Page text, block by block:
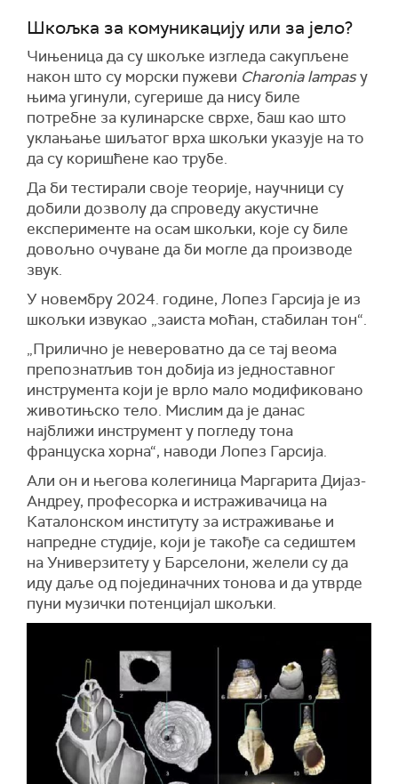
Шкољка за комуникацију или за јело?
Чињеница да су шкољке изгледа сакупљене
након што су морски пужеви Charonia lampasу
њима угинули, сугерише да нису биле
потребне за кулинарске сврхе, баш као што
уклањање шиљатог врха шкољки указује на то
да су коришћене као трубе.
Да би тестирали своје теорије, научници су
добили дозволу да спроведу акустичне
експерименте на осам шкољки, које су биле
довољно очуване да би могле да производе
звук.
У новембру 2024. године, Лопез Гарсија је из
шкољки извукао „заиста моћан, стабилан тон“.
„Прилично је невероватно да се тај веома
препознатљив тон добија из једноставног
инструмента који је врло мало модификовано
животињско тело. Мислим да је данас
најближи инструмент у погледу тона
француска хорна“, наводи Лопез Гарсија.
Али он и његова колегиница Маргарита Дијаз-
Андреу, професорка и истраживачица на
Каталонском институту за истраживање и
напредне студије, који је такође са седиштем
на Универзитету у Барселони, желели су да
иду даље од појединачних тонова и да утврде
пуни музички потенцијал шкољки.